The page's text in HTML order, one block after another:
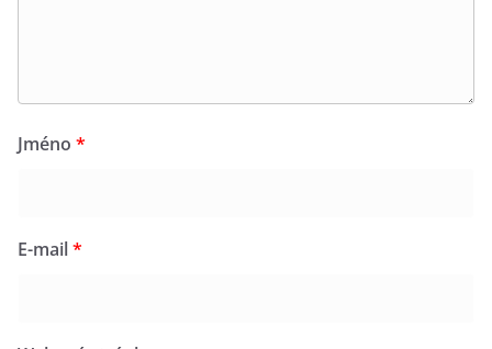
Jméno *
E-mail*